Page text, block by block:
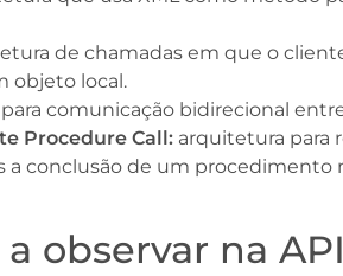
de chamadas em que o
objeto local.
para comunicação bidirecional
Procedure Call: arquitetura para
a conclusão de um procedimento
observar na